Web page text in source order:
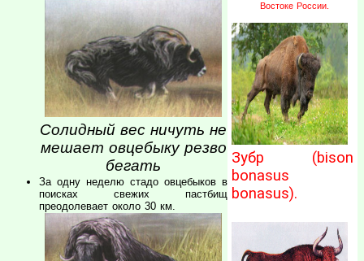
Солидный вес ничуть не
мешает овцебыку резво
бегать
За одну неделю стадо овцебыков в
поисках свежих пастбищ
преодолевает около 30 км.
Востоке России.
Зубр (bison
bonasus
bonasus).